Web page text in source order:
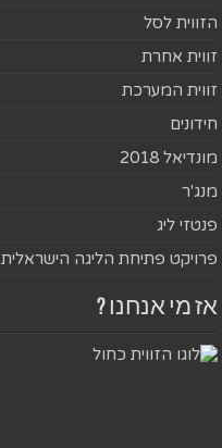
הזווית לסל
זווית אחרת
זווית המערכת
חידונים
מונדיאל 2018
מנג'ר
פנטזי ליג
פרויקט פתיחת הליגה הישראלית
אז מי אנחנו ?